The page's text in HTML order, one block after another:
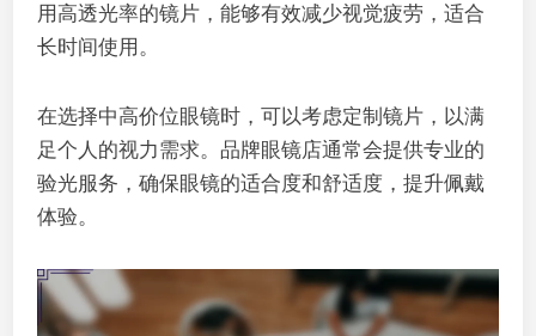
用高透光率的镜片，能够有效减少视觉疲劳，适合
长时间使用。
在选择中高价位眼镜时，可以考虑定制镜片，以满
足个人的视力需求。品牌眼镜店通常会提供专业的
验光服务，确保眼镜的适合度和舒适度，提升佩戴
体验。